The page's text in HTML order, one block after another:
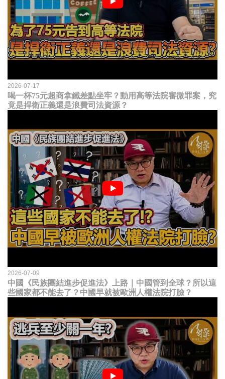
2026-07-17
喝一杯75元超商拿鐵差點坐牢？動用高等法院審微罪案，究
竟是捍衛正義還是浪費司法資源？
2026-07-09
中國《民族團結進步促進法》上路｜中國管到全球？所以這
些國家都不能去了？中國早就被歐洲人權法院打臉？